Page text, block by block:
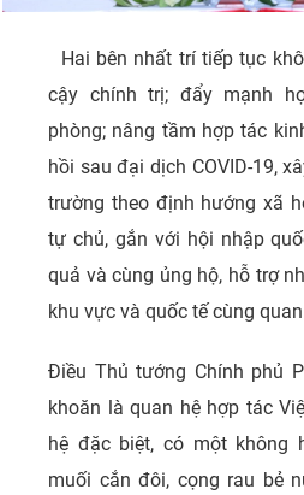
Hai bên nhất trí tiếp tục
cậy chính trị; đẩy mạnh
phòng; nâng tầm hợp tác
hồi sau đại dịch COVID-19,
trường theo định hướng xã
tự chủ, gắn với hội nhập
quả và cùng ủng hộ, hỗ trợ
khu vực và quốc tế cùng
Điều Thủ tướng Chính phủ
khoăn là quan hệ hợp tác
hệ đặc biệt, có một không
muối cắn đôi, cọng rau bẻ